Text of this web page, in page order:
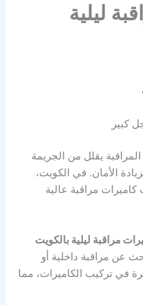
ليلية
كبير
يقلل من الجريمة
لزيادة الأمان. في الكويت،
مراقبة عالية
مراقبة ليلية بالكويت
عن مراقبة داخلية أو
في تركيب الكاميرات، مما